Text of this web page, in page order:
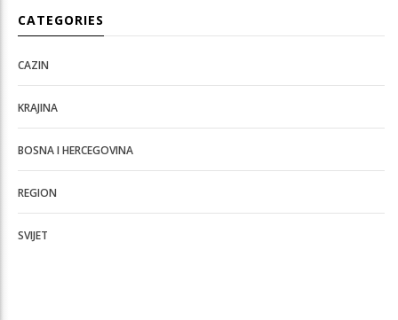
CATEGORIES
CAZIN
KRAJINA
BOSNA I HERCEGOVINA
REGION
SVIJET